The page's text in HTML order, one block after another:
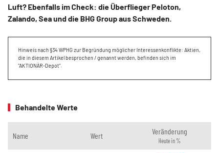
Luft? Ebenfalls im Check: die Überflieger Peloton,
Zalando, Sea und die BHG Group aus Schweden.
Hinweis nach §34 WPHG zur Begründung möglicher Interessenkonflikte: Aktien,
die in diesem Artikel besprochen / genannt werden, befinden sich im
"AKTIONÄR-Depot".
Behandelte Werte
Name Wert Veränderung
Heute in %